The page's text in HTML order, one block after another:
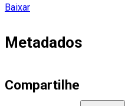
Baixar
Metadados
Compartilhe